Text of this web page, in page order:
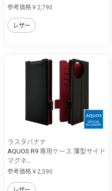
参考価格￥2,790
レザー
ラスタバナナ
AQUOS R9 専用ケース 薄型サイド
マグネ...
参考価格￥2,590